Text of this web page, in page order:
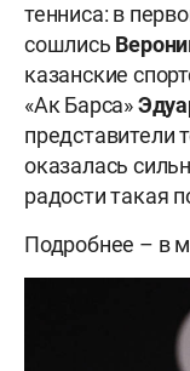
тенниса: в
сошлись
казанские
«Ак Барса»
представители
оказалась
радости такая
Подробнее – в